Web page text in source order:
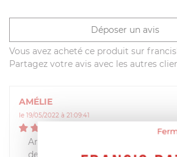
Déposer un avis
Vous avez acheté ce produit sur
Partagez votre avis avec les autres
AMÉLIE
le 19/05/2022 à 21:09:41
Article est arrivé rapidement et